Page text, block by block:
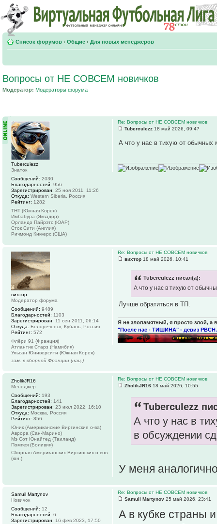
Список форумов ‹ Общие ‹ Для новых менеджеров
Вопросы от НЕ СОВСЕМ новичков
Модератор: Модераторы форума
Re: Вопросы от НЕ СОВСЕМ новичков
Tuberculezz 18 май 2026, 09:47
А что у нас в тихую от обычных
Tuberculezz
Знаток
Сообщений: 2030
Благодарностей: 956
Зарегистрирован: 25 ноя 2011, 11:26
Откуда: Western Siberia, Россия
Рейтинг: 1282
ТНТ (Южная Корея)
Имбабура (Эквадор)
Орландо Пайрэтс (ЮАР)
Сток Сити (Англия)
Ричмонд Киккерс (США)
Re: Вопросы от НЕ СОВСЕМ новичков
вихтор 18 май 2026, 10:41
Tuberculezz писал(а):
А что у нас в тихую от
Лучше обратиться в ТП.
Я не злопамятный, я просто злой, а
"После нас - ТИШИНА" - девиз РВСН.
вихтор
Модератор форума
Сообщений: 9489
Благодарностей: 1103
Зарегистрирован: 11 сен 2011, 06:14
Откуда: Белореченск, Кубань, Россия
Рейтинг: 572
Флёри 91 (Франция)
Атлантик Старз (Намибия)
Ульсан Юниверсити (Южная Корея)
зам. в сборной Франции (нац.)
Re: Вопросы от НЕ СОВСЕМ новичков
ZholikJR16 18 май 2026, 10:55
Tuberculezz
А что у нас в
в обсуждении
У меня
ZholikJR16
Менеджер
Сообщений: 193
Благодарностей: 141
Зарегистрирован: 23 июл 2022, 16:10
Откуда: Москва, Россия
Рейтинг: 856
Юник (Американские Виргинские о-ва)
Аврора (Сан-Марино)
Мэ Сот Юнайтед (Таиланд)
Помпея (Боливия)
Сборная Американских Виргинских о-вов
(юн.)
Re: Вопросы от НЕ СОВСЕМ новичков
Samuil Martynov 25 май 2026, 23:41
А в кубке страны
Samuil Martynov
Новичок
Сообщений: 12
Благодарностей: 6
Зарегистрирован: 16 фев 2023, 17:50